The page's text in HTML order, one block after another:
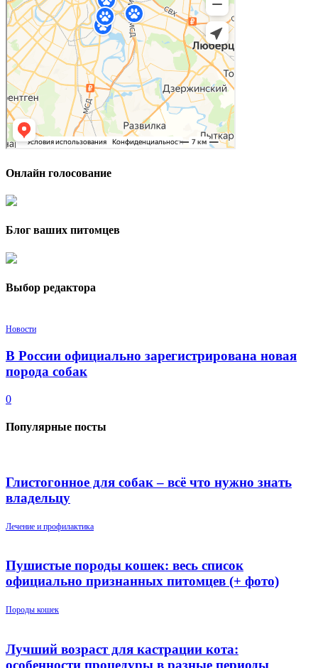
Онлайн голосование
Блог ваших питомцев
Выбор редактора
Новости
В России официально зарегистрирована новая
порода собак
0
Популярные посты
Глистогонное для собак – всё что нужно знать
владельцу
Лечение и профилактика
Пушистые породы кошек: весь список
официально признанных питомцев (+ фото)
Породы кошек
Лучший возраст для кастрации кота:
особенности процедуры в разные периоды